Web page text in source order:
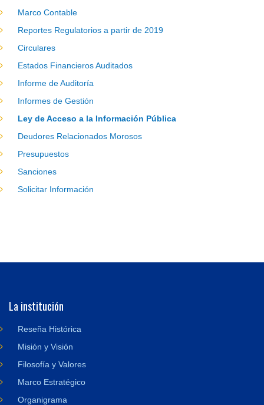
Marco Contable
Reportes Regulatorios a partir de 2019
Circulares
Estados Financieros Auditados
Informe de Auditoría
Informes de Gestión
Ley de Acceso a la Información Pública
Deudores Relacionados Morosos
Presupuestos
Sanciones
Solicitar Información
La institución
Reseña Histórica
Misión y Visión
Filosofía y Valores
Marco Estratégico
Organigrama